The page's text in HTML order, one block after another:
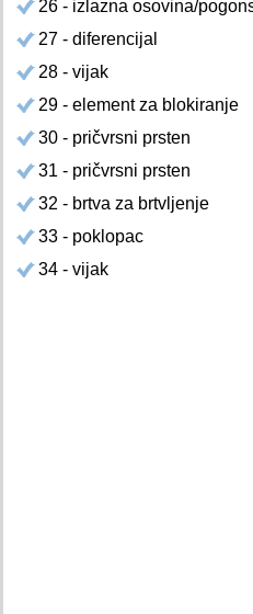
26 - izlazna osovina/
27 - diferencijal
28 - vijak
29 - element za blokiranje
30 - pričvrsni prsten
31 - pričvrsni prsten
32 - brtva za brtvljenje
33 - poklopac
34 - vijak